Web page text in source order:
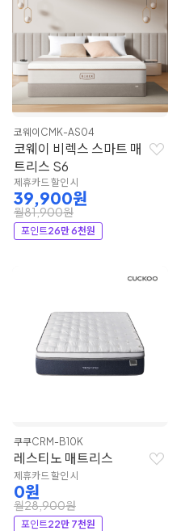
코웨이 CMK-AS04
코웨이 비렉스 스마트 매
트리스 S6
제휴카드 할인 시
39,900원
월81,900원
포인트26만 6천원
쿠쿠CRM-B10K
레스티노 매트리스
제휴카드 할인 시
0원
월28,900원
포인트22만 7천원